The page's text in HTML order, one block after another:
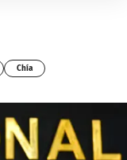
Chía